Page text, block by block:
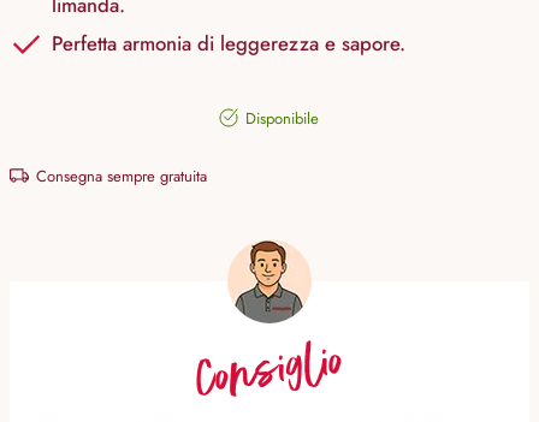
Perfetta armonia di leggerezza e sapore.
Disponibile
Consegna sempre gratuita
Consiglio